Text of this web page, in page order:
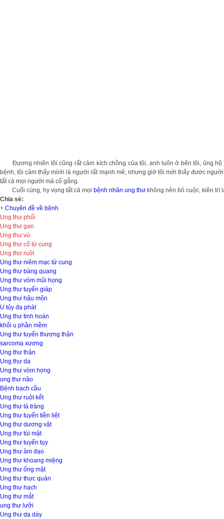
Đương nhiên tôi cũng rất cảm kích chồng của tôi, anh luôn ở bên tôi, ủng hộ
bệnh, tôi cảm thấy mình là người rất mạnh mẽ, nhưng giờ tôi mới thấy được
tất cả mọi người mà cố gắng.
Cuối cùng, hy vọng tất cả mọi bệnh nhân ung thư không nên bỏ cuộc, kiên trì
Chia sẻ:
+ Chuyên đề về bệnh
Ung thư phổi
Ung thư gan
Ung thư vú
Ung thư cổ tử cung
Ung thư ruột
Ung thư niêm mạc tử cung
Ung thư bàng quang
Ung thư vòm mũi họng
Ung thư tuyến giáp
Ung thư hậu môn
U tủy đa phát
Ung thư tinh hoàn
khối u phần mềm
Ung thư tuyến thượng thận
sarcoma xương
Ung thư thận
Ung thư da
Ung thư vòm họng
ung thư não
Bệnh bạch cầu
Ung thư ruột kết
Ung thư tá tràng
Ung thư tuyến tiền liệt
Ung thư dương vật
Ung thư túi mật
Ung thư tuyến tụy
Ung thư âm đạo
Ung thư khoang miệng
Ung thư ống mật
Ung thư thực quản
Ung thư hạch
Ung thư mắt
ung thư lưỡi
Ung thư dạ dày